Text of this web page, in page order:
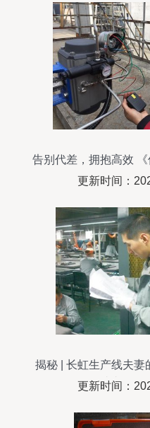
告别代差，拥抱高效
级的转
更新时间：
揭秘 | 长虹生产线夫妻
有真相！仪
更新时间：